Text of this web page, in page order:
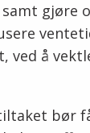
gjøre
ved å
bør